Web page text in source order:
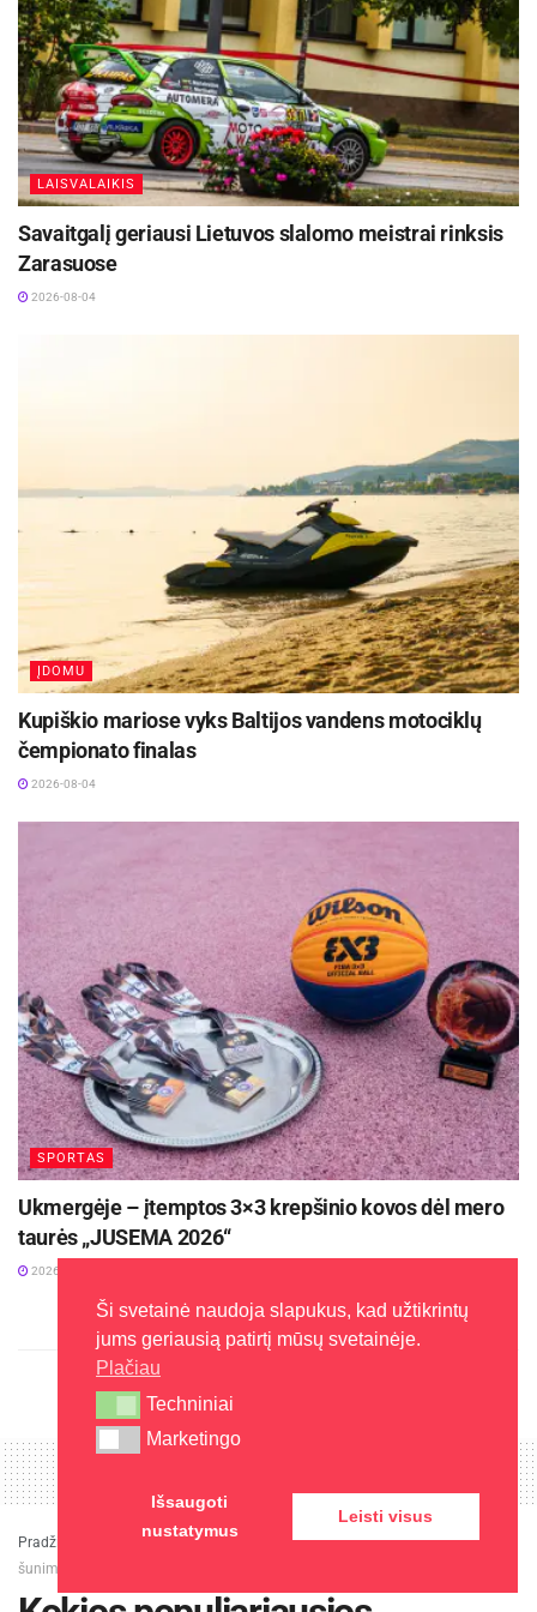
LTOK, LDSF ir Panevėžio Raimundo Sargūno
sporto gimnazijos informacija
LAISVALAIKIS
Savaitgalį geriausi Lietuvos slalomo meistrai rinksis
Zarasuose
2026-08-04
ĮDOMU
Kupiškio mariose vyks Baltijos vandens motociklų
čempionato finalas
2026-08-04
SPORTAS
Ukmergėje – įtemptos 3×3 krepšinio kovos dėl mero
taurės „JUSEMA 2026“
2026-08-03
Pradžia
Kokios populiariausios augintinių alternatyvos katėms bei
šunims?
Ši svetainė naudoja slapukus, kad užtikrintų
jums geriausią patirtį mūsų svetainėje.
Plačiau
Techniniai
Techniniai
Marketingo
Marketingo
Išsaugoti
nustatymus
Leisti visus